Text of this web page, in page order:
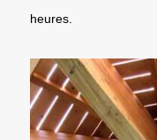
heures.